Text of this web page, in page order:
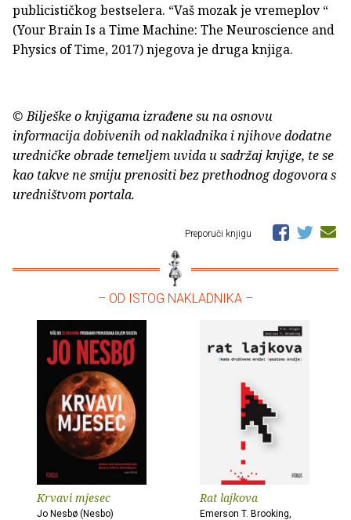
publicističkog bestselera. “Vaš mozak je vremeplov “
(Your Brain Is a Time Machine: The Neuroscience and
Physics of Time, 2017) njegova je druga knjiga.
© Bilješke o knjigama izrađene su na osnovu
informacija dobivenih od nakladnika i njihove dodatne
uredničke obrade temeljem uvida u sadržaj knjige, te se
kao takve ne smiju prenositi bez prethodnog dogovora s
uredništvom portala.
Preporuči knjigu
– OD ISTOG NAKLADNIKA –
Krvavi mjesec
Jo Nesbø (Nesbo)
Rat lajkova
Emerson T. Brooking,